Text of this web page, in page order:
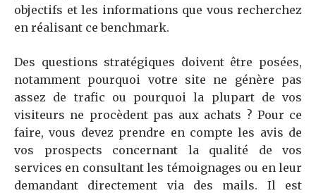
objectifs et les informations que vous recherchez
en réalisant ce benchmark.
Des questions stratégiques doivent être posées,
notamment pourquoi votre site ne génère pas
assez de trafic ou pourquoi la plupart de vos
visiteurs ne procèdent pas aux achats ? Pour ce
faire, vous devez prendre en compte les avis de
vos prospects concernant la qualité de vos
services en consultant les témoignages ou en leur
demandant directement via des mails. Il est